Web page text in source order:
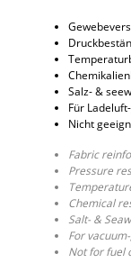
Salz- &
Für
Nicht
Fabric
Pressure
Chemical
Salt- &
For
Not for fuel